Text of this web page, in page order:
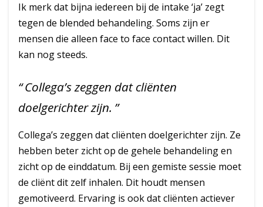
Ik merk dat bijna iedereen bij de intake ‘ja’ zegt
tegen de blended behandeling. Soms zijn er
mensen die alleen face to face contact willen. Dit
kan nog steeds.
Collega’s zeggen dat cliënten
doelgerichter zijn.
Collega’s zeggen dat cliënten doelgerichter zijn. Ze
hebben beter zicht op de gehele behandeling en
zicht op de einddatum. Bij een gemiste sessie moet
de cliënt dit zelf inhalen. Dit houdt mensen
gemotiveerd. Ervaring is ook dat cliënten actiever